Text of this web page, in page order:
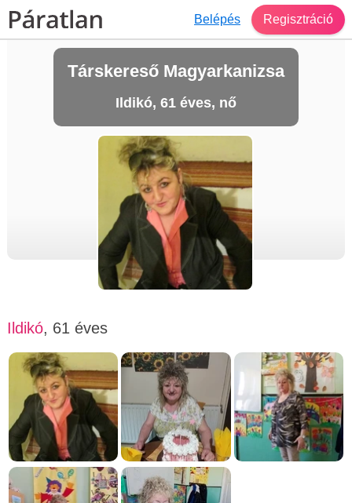
Belépés Regisztráció
Társkereső Magyarkanizsa
Ildikó, 61 éves, nő
Ildikó, 61 éves